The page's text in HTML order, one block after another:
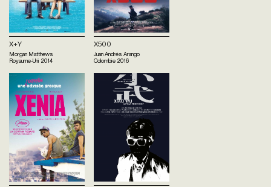
X+Y
Morgan Matthews
Royaume-Uni 2014
X500
Juan Andrés Arango
Colombie 2016